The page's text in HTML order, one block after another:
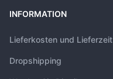
INFORMATION
Lieferkosten und Lieferzeit
Dropshipping